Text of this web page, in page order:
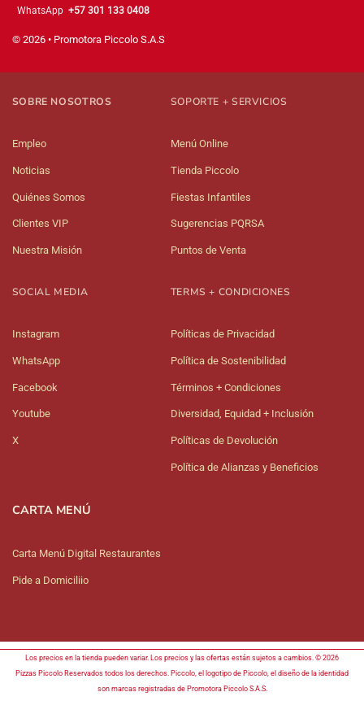
WhatsApp +57 301 133 0408
© 2026 • Promotora Piccolo S.A.S
SOBRE NOSOTROS
Empleo
Noticias
Quiénes Somos
Clientes VIP
Nuestra Misión
SOPORTE + SERVICIOS
Menú Online
Tienda Piccolo
Fiestas Infantiles
Sugerencias PQRSA
Puntos de Venta
SOCIAL MEDIA
Instagram
WhatsApp
Facebook
Youtube
X
TERMS + CONDICIONES
Políticas de Privacidad
Política de Sostenibilidad
Términos + Condiciones
Diversidad, Equidad + Inclusión
Políticas de Devolución
Política de Alianzas y Beneficios
CARTA MENÚ
Carta Menú Digital Restaurantes
Pide a Domiciliio
Los precios en la tienda pueden variar. Los precios y las ofertas están sujetos a cambios. © 2026
Pizzas Piccolo Reservados todos los derechos. Piccolo, el logotipo de Piccolo, el diseño de la identidad
son marcas registradas de Promotora Piccolo S.A.S.